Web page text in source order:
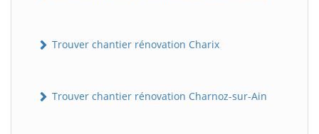
Trouver chantier rénovation Charix
Trouver chantier rénovation Charnoz-sur-Ain